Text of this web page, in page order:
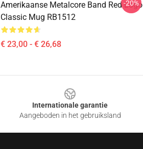
Amerikaanse Metalcore Band Red Logo
Classic Mug RB1512
€ 23,00 - € 26,68
-20%
Internationale garantie
Aangeboden in het gebruiksland